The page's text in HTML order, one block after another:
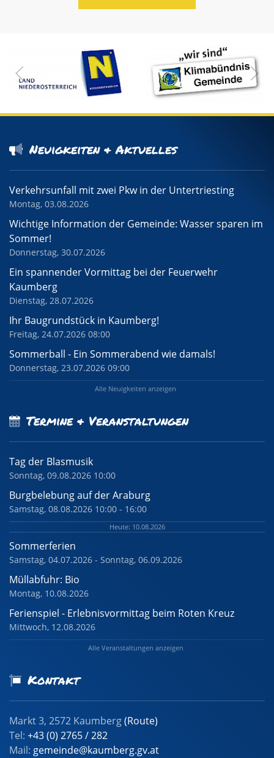
Neuigkeiten & Aktuelles
Verkehrsunfall mit zwei Pkw in der Untertriesting
Montag, 03.08.2026
Wichtige Information der Gemeinde: Wasser sparen im
Sommer!
Donnerstag, 30.07.2026
Ein spannender Vormittag bei der Feuerwehr
Kaumberg
Dienstag, 28.07.2026
Ihr Baugrundstück in Kaumberg!
Freitag, 24.07.2026 08:00
Sommerball - Ein Sommerabend wie damals!
Donnerstag, 23.07.2026 09:00
Alle Neuigkeiten anzeigen
Termine & Veranstaltungen
Tag der Blasmusik
Sonntag, 09.08.2026 10:00
Burgbelebung auf der Araburg
Samstag, 08.08.2026 10:00 - 16:00
Heute: 10.08.2026
Sommerferien
Samstag, 04.07.2026 - Sonntag, 06.09.2026
Müllabfuhr: Bio
Montag, 10.08.2026
Ferienspiel - Erlebnisvormittag beim Roten Kreuz
Mittwoch, 12.08.2026
Alle Veranstaltungen anzeigen
Kontakt
Markt 3, 2572 Kaumberg(Route)
Tel: +43 (0) 2765 / 282
Mail: gemeinde@kaumberg.gv.at